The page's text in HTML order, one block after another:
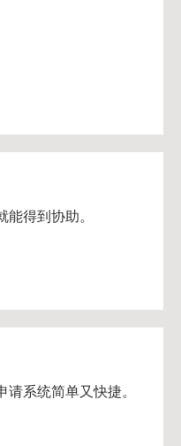
住房续约程序中可
得到协助。
系统简单又快捷。